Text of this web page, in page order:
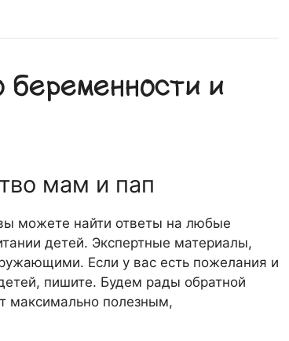
и
мам и пап
можете найти ответы на любые
детей. Экспертные материалы,
Если у вас есть пожелания и
пишите. Будем рады обратной
максимально полезным,